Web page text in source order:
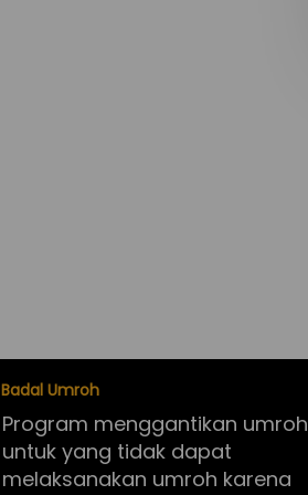
Badal Umroh
Program menggantikan umroh
untuk yang tidak dapat
melaksanakan umroh karena